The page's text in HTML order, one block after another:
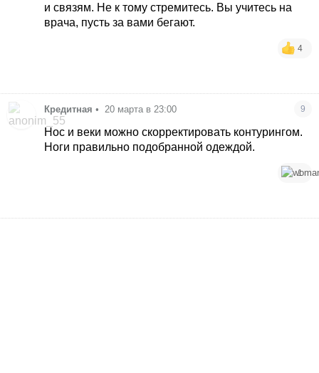
и связям. Не к тому стремитесь. Вы учитесь на
врача, пусть за вами бегают.
4
Кредитная • 20 марта в 23:00 9
Нос и веки можно скорректировать контурингом.
Ноги правильно подобранной одеждой.
1